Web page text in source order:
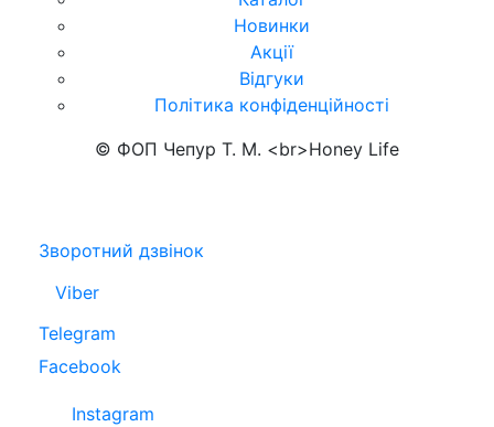
Новинки
Акції
Відгуки
Політика конфіденційності
© ФОП Чепур Т. М. <br>Honey Life
Зворотний дзвінок
Viber
Telegram
Facebook
Instagram